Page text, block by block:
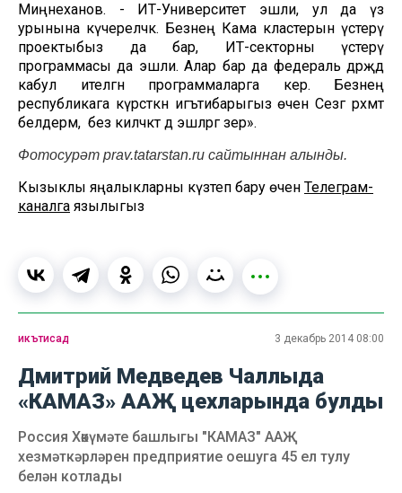
Миңнеханов. - ИТ-Университет эшли, ул да үз
урынына күчереләчәк. Безнең Кама кластерын үстерү
проектыбыз да бар, ИТ-секторны үстерү
программасы да эшли. Алар бар да федераль дәрәҗәдә
кабул ителгән программаларга керә. Безнең
республикага күрсәткән игътибарыгыз өчен Сезгә рәхмәт
белдерәм, ә без киләчәктә дә эшләргә әзер».
Фотосурәт prav.tatarstan.ru сайтыннан алынды.
Кызыклы яңалыкларны күзәтеп бару өчен Телеграм-
каналга язылыгыз
икътисад 3 декабрь 2014 08:00
Дмитрий Медведев Чаллыда
«КАМАЗ» ААҖ цехларында булды
Россия Хөкүмәте башлыгы "КАМАЗ" ААҖ
хезмәткәрләрен предприятие оешуга 45 ел тулу
белән котлады